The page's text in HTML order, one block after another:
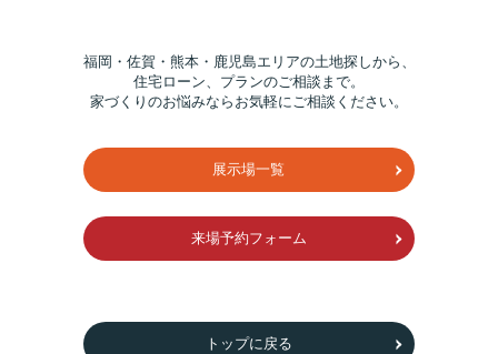
福岡・佐賀・熊本・鹿児島エリアの土地探しから、
住宅ローン、プランのご相談まで。
家づくりのお悩みならお気軽にご相談ください。
展示場一覧
来場予約フォーム
トップに戻る